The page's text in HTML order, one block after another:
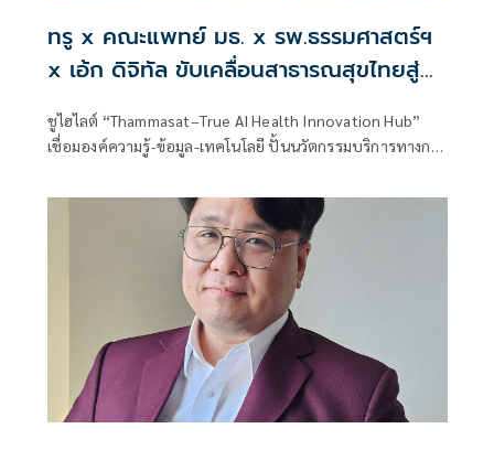
ทรู x คณะแพทย์ มธ. x รพ.ธรรมศาสตร์ฯ
x เอ้ก ดิจิทัล ขับเคลื่อนสาธารณสุขไทยสู่
ชูไฮไลต์ “Thammasat–True AI Health Innovation Hub”
เชื่อมองค์ความรู้-ข้อมูล-เทคโนโลยี ปั้นนวัตกรรมบริการทางการ